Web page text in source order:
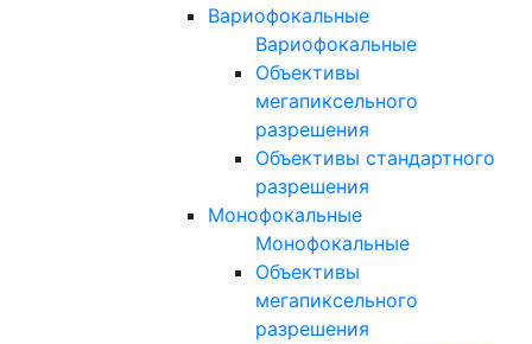
Вариофокальные
Вариофокальные
Объективы
мегапиксельного
разрешения
Объективы стандартного
разрешения
Монофокальные
Монофокальные
Объективы
мегапиксельного
разрешения